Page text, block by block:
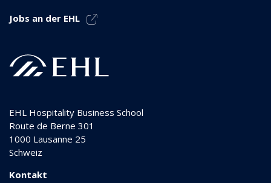
Jobs an der EHL
EHL Hospitality Business School
Route de Berne 301
1000 Lausanne 25
Schweiz
Kontakt